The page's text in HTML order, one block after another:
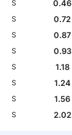
S
0.46
S
0.72
S
0.87
S
0.93
S
1.18
S
1.24
S
1.56
S 2.02